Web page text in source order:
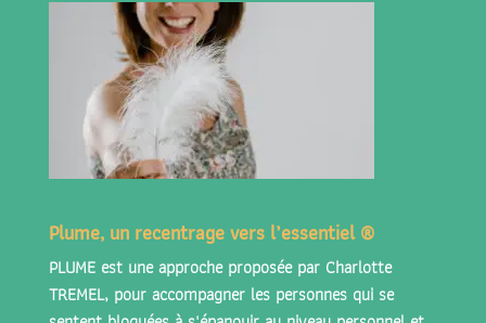
Plume, un recentrage vers l’essentiel ®
PLUME est une approche proposée par Charlotte
TREMEL, pour accompagner les personnes qui se